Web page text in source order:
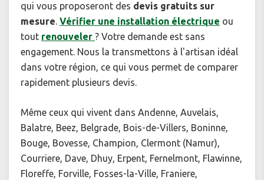
qui vous proposeront des devis gratuits sur
mesure. Vérifier une installation électrique ou
tout renouveler ? Votre demande est sans
engagement. Nous la transmettons à l'artisan idéal
dans votre région, ce qui vous permet de comparer
rapidement plusieurs devis.
Même ceux qui vivent dans Andenne, Auvelais,
Balatre, Beez, Belgrade, Bois-de-Villers, Boninne,
Bouge, Bovesse, Champion, Clermont (Namur),
Courriere, Dave, Dhuy, Erpent, Fernelmont, Flawinne,
Floreffe, Forville, Fosses-la-Ville, Franiere,